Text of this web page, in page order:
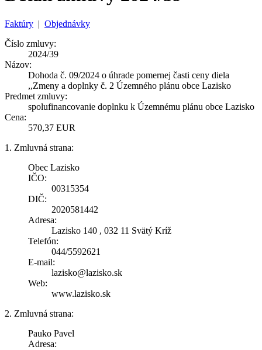
Faktúry | Objednávky
Číslo zmluvy:
2024/39
Názov:
Dohoda č. 09/2024 o úhrade pomernej časti ceny diela
,,Zmeny a doplnky č. 2 Územného plánu obce Lazisko
Predmet zmluvy:
spolufinancovanie doplnku k Územnému plánu obce Lazisko
Cena:
570,37 EUR
1. Zmluvná strana:
Obec Lazisko
IČO:
00315354
DIČ:
2020581442
Adresa:
Lazisko 140 , 032 11 Svätý Kríž
Telefón:
044/5592621
E-mail:
lazisko@lazisko.sk
Web:
www.lazisko.sk
2. Zmluvná strana:
Pauko Pavel
Adresa: